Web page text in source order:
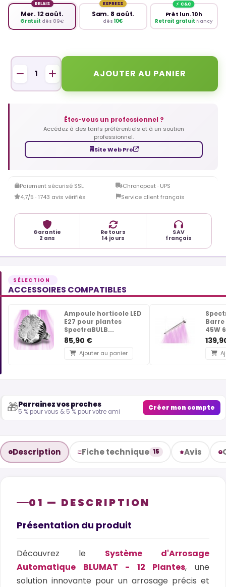
RELAIS
Mer. 12 août.
Gratuit dès 89€
EXPRESS
Sam. 8 août.
dès 10€
Prêt lun. 10h
Retrait gratuit Nancy
AJOUTER AU PANIER
Êtes-vous un professionnel ?
Accédez à des tarifs préférentiels et à un soutien
professionnel.
Site Web Pro
Paiement sécurisé SSL
Chronopost · UPS
4,7/5 · 1743 avis vérifiés
Service client français
Garantie
2 ans
Retours
14 jours
SAV
français
ACCESSOIRES COMPATIBLES
Ampoule horticole LED
E27 pour plantes
SpectraBULB...
85,90 €
Ajouter au panier
Barre
45W
🎁Parrainez vos proches
5 % pour vous & 5 % pour votre ami Créer mon compte
Description Fiche technique 15 Avis
01 — DESCRIPTION
Présentation du produit
Découvrez le Système d'Arrosage
Automatique BLUMAT - 12 Plantes, une
solution innovante pour un arrosage précis et